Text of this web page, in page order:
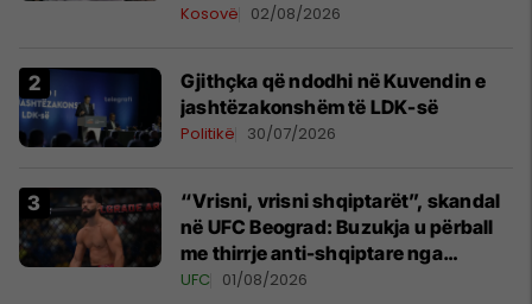
Kosovë 02/08/2026
Gjithçka që ndodhi në Kuvendin e
jashtëzakonshëm të LDK-së
Politikë 30/07/2026
“Vrisni, vrisni shqiptarët”, skandal
në UFC Beograd: Buzukja u përball
me thirrje anti-shqiptare nga
tribunat
UFC 01/08/2026